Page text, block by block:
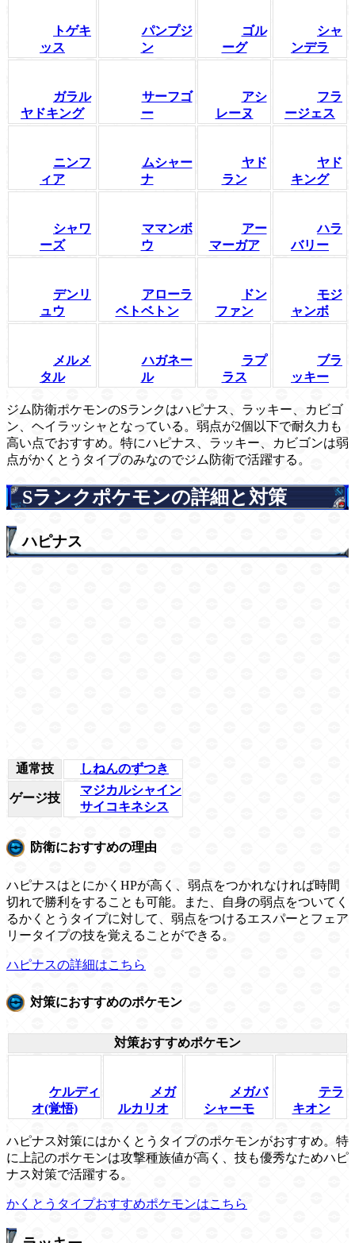
トゲキ
ッス
パンプジ
ン
ゴル
ーグ
シャ
ンデラ
ガラル
ヤドキング
サーフゴ
ー
アシ
レーヌ
フラ
ージェス
ニンフ
ィア
ムシャー
ナ
ヤド
ラン
ヤド
キング
シャワ
ーズ
ママンボ
ウ
アー
マーガア
ハラ
バリー
デンリ
ュウ
アローラ
ベトベトン
ドン
ファン
モジ
ャンボ
メルメ
タル
ハガネー
ル
ラプ
ラス
ブラ
ッキー
ジム防衛ポケモンのSランクはハピナス、ラッキー、カビゴ
ン、ヘイラッシャとなっている。弱点が2個以下で耐久力も
高い点でおすすめ。特にハピナス、ラッキー、カビゴンは弱
点がかくとうタイプのみなのでジム防衛で活躍する。
Sランクポケモンの詳細と対策
ハピナス
通常技 しねんのずつき
ゲージ技
マジカルシャイン
サイコキネシス
防衛におすすめの理由
ハピナスはとにかくHPが高く、弱点をつかれなければ時間
切れで勝利をすることも可能。また、自身の弱点をついてく
るかくとうタイプに対して、弱点をつけるエスパーとフェア
リータイプの技を覚えることができる。
ハピナスの詳細はこちら
対策におすすめのポケモン
対策おすすめポケモン
ケルディ
オ(覚悟)
メガ
ルカリオ
メガバ
シャーモ
テラ
キオン
ハピナス対策にはかくとうタイプのポケモンがおすすめ。特
に上記のポケモンは攻撃種族値が高く、技も優秀なためハピ
ナス対策で活躍する。
かくとうタイプおすすめポケモンはこちら